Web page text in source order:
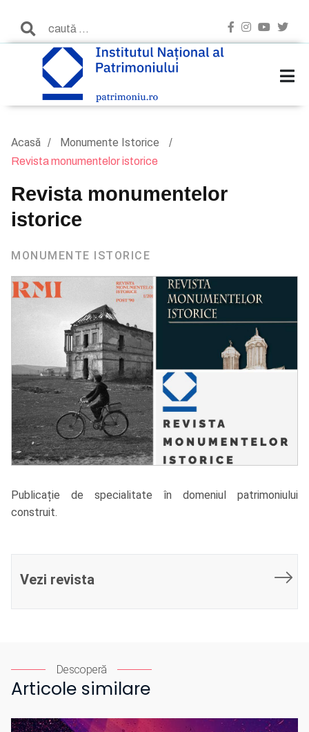
Acasă Monumente Istorice
Revista monumentelor istorice
Revista monumentelor
istorice
MONUMENTE ISTORICE
Publicație de specialitate în domeniul patrimoniului
construit.
Vezi revista
Descoperă
Articole similare